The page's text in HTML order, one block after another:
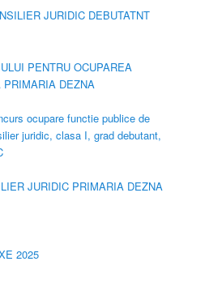
JURIDIC DEBUTATNT
PENTRU OCUPAREA
DEZNA
ocupare functie publice de
juridic, clasa I, grad debutant,
JURIDIC PRIMARIA DEZNA
2025